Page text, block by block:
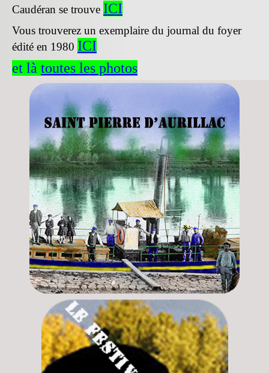
Caudéran se trouve ICI
Vous trouverez un exemplaire du journal du foyer
édité en 1980 ICI
et là toutes les photos